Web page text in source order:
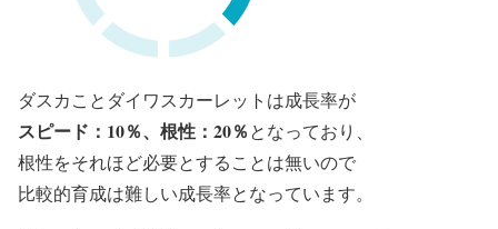
ダスカことダイワスカーレットは成長率が
スピード：10％、根性：20％となっており、
根性をそれほど必要とすることは無いので
比較的育成は難しい成長率となっています。